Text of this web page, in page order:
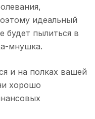
идеальный
будет пылиться в
мнушка.
и на полках вашей
хорошо